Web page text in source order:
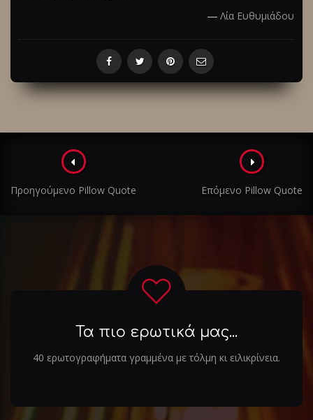
― Λία Ευθυμιάδου
Πλοήγηση
στα
άρθρα
Προηγούμενο Pillow Quote Επόμενο Pillow Quote
Τα πιο ερωτικά μας...
40 ερωτογραφήματα γραμμένα με τόλμη κι ειλικρίνεια.